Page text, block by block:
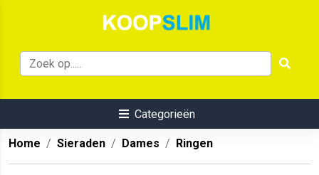
Categorieën
Home Sieraden Dames Ringen